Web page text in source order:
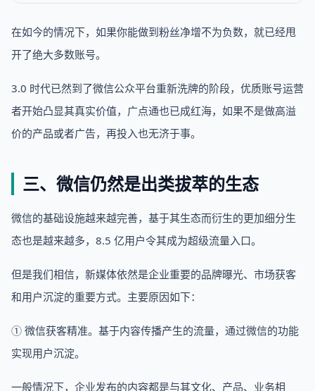
在如今的情况下，如果你能做到粉丝净增不为负数，就已经甩
开了绝大多数账号。
3.0 时代已然到了微信公众平台重新洗牌的阶段，优质账号运营
者开始凸显其真实价值，广点通也已成红海，如果不是做高溢
价的产品或者广告，再投入也无济于事。
三、微信仍然是出类拔萃的生态
微信的基础设施越来越完善，基于其生态而衍生的更加细分生
态也是越来越多，8.5 亿用户令其成为超级流量入口。
但是我们相信，新媒体依然是企业重要的品牌曝光、市场获客
和用户沉淀的重要方式。主要原因如下：
① 微信获客精准。基于内容传播产生的流量，通过微信的功能
实现用户沉淀。
一般情况下，企业发布的内容都是与其文化、产品、业务相